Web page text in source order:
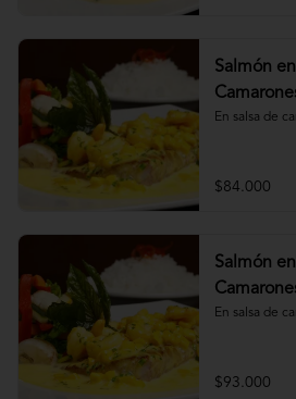
Salmón
180gr
En salsa de
$84.000
Salmón
220gr
En salsa de
$93.000